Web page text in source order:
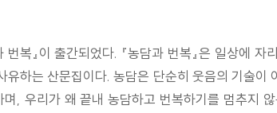
번복』이 출간되었다. 『농담과 번복』은 일상
하는 산문집이다. 농담은 단순히 웃음의 기술
, 우리가 왜 끝내 농담하고 번복하기를 멈추지